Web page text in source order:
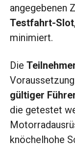
angegebenen
Testfahrt-Slot
minimiert.
Die
gültiger
die getestet
knöchelhohe